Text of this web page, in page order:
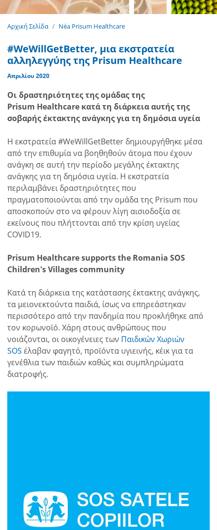
Αρχική Σελίδα Néa Prisum Healthcare
#WeWillGetBetter, μια εκστρατεία
αλληλεγγύης της Prisum Healthcare
Απριλίου 2020
Οι δραστηριότητες της ομάδας της
Prisum Healthcare κατά τη διάρκεια αυτής της
σοβαρής έκτακτης ανάγκης για τη δημόσια υγεία
Η εκστρατεία #WeWillGetBetter δημιουργήθηκε μέσα
από την επιθυμία να βοηθηθούν άτομα που έχουν
ανάγκη σε αυτή την περίοδο μεγάλης έκτακτης
ανάγκης για τη δημόσια υγεία. Η εκστρατεία
περιλαμβάνει δραστηριότητες που
πραγματοποιούνται από την ομάδα της Prisum που
αποσκοπούν στο να φέρουν λίγη αισιοδοξία σε
εκείνους που πλήττονται από την κρίση υγείας
COVID19.
Prisum Healthcaresupports the Romania SOS
Children's Villages community
Κατά τη διάρκεια της κατάστασης έκτακτης ανάγκης,
τα μειονεκτούντα παιδιά, ίσως να επηρεάστηκαν
περισσότερο από την πανδημία που προκλήθηκε από
τον κορωνοϊό. Χάρη στους ανθρώπους που
νοιάζονται, οι οικογένειες των Παιδικών Χωριών
SOS έλαβαν φαγητό, προϊόντα υγιεινής, κέικ για τα
γενέθλια των παιδιών καθώς και συμπληρώματα
διατροφής.